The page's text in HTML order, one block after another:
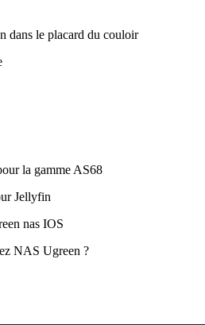
dans le placard du couloir
la gamme AS68
Jellyfin
nas IOS
NAS Ugreen ?